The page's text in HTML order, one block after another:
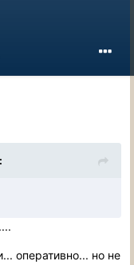
оперативно... но не